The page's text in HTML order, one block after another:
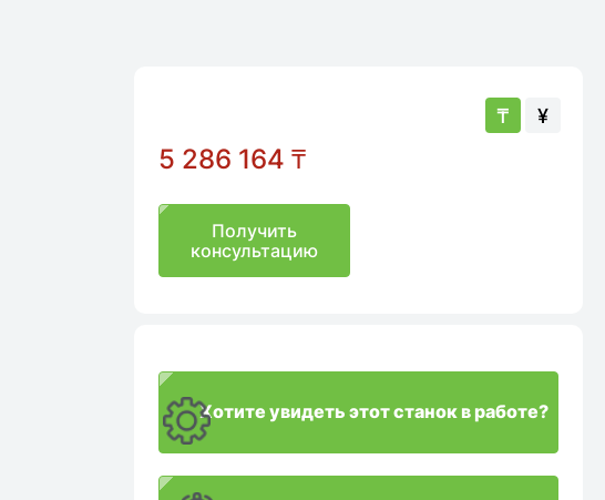
₸ ¥
5 286 164 ₸
Получить
консультацию
Хотите увидеть этот станок в работе?